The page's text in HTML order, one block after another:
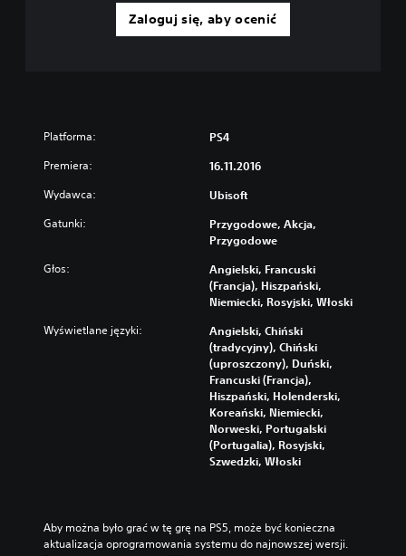
Zaloguj się, aby ocenić
Platforma: PS4
Premiera: 16.11.2016
Wydawca: Ubisoft
Gatunki:
Przygodowe, Akcja,
Przygodowe
Głos:
Angielski, Francuski
(Francja), Hiszpański,
Niemiecki, Rosyjski, Włoski
Wyświetlane języki:
Angielski, Chiński
(tradycyjny), Chiński
(uproszczony), Duński,
Francuski (Francja),
Hiszpański, Holenderski,
Koreański, Niemiecki,
Norweski, Portugalski
(Portugalia), Rosyjski,
Szwedzki, Włoski
Aby można było grać w tę grę na PS5, może być konieczna
aktualizacja oprogramowania systemu do najnowszej wersji.